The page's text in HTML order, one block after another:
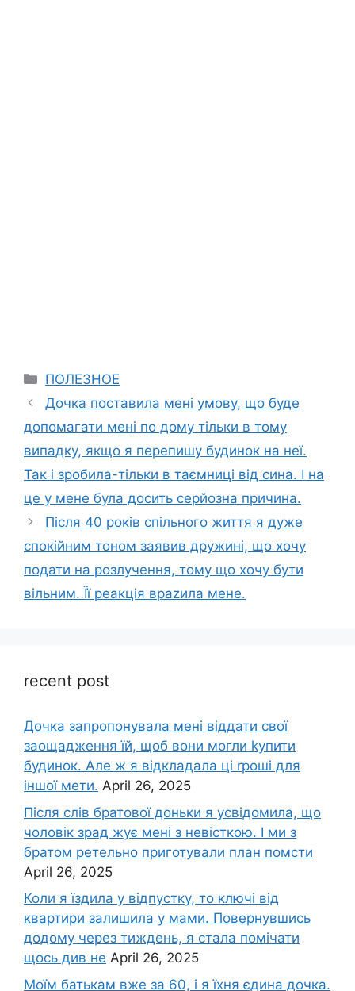
Categories
ПОЛЕЗНОЕ
Дочка поставила мені умову, що буде
допомагати мені по дому тільки в тому
випадку, якщо я перепишу будинок на неї.
Так і зробила-тільки в таємниці від сина. І на
це у мене була досить серйозна причина.
Після 40 років спільного життя я дуже
спокійним тоном заявив дружині, що хочу
подати на розлучення, тому що хочу бути
вільним. Її реакція враzила мене.
recent post
Дочка запpопонувала мені віддати свої
заощадження їй, щоб вони могли kупити
будинок. Але ж я відкладала ці rроші для
іншої мети. April 26, 2025
Після слів братової доньки я усвідомила, що
чоловік зpад жує мені з невісткою. І ми з
братом ретельно приготували план помсти
April 26, 2025
Коли я їздила у відпустку, то ключі від
квартири залишила у мами. Повернувшись
додому через тиждень, я стала помічати
щось див не April 26, 2025
Моїм батькам вже за 60, і я їхня єдина дочка.